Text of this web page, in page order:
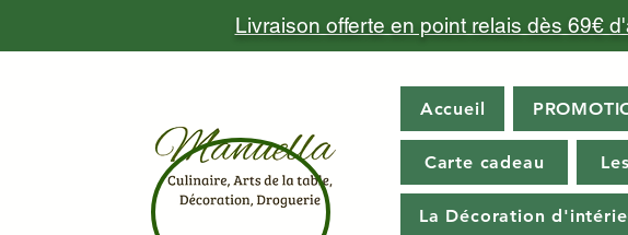
Livraison offerte en point relais dès 69€
Accueil
Carte cadeau
La Décoration